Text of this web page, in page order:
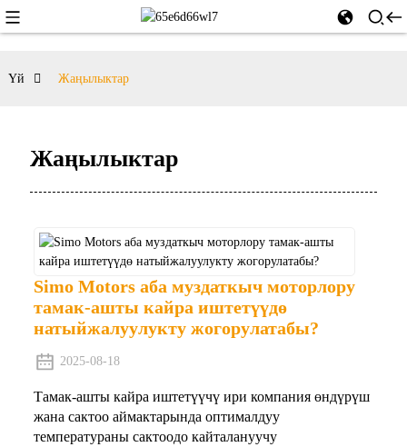
Үй Жаңылыктар
Жаңылыктар
Simo Motors аба муздаткыч моторлору
тамак-ашты кайра иштетүүдө
натыйжалуулукту жогорулатабы?
2025-08-18
Тамак-ашты кайра иштетүүчү ири компания өндүрүш
жана сактоо аймактарында оптималдуу
температураны сактоодо кайталануучу